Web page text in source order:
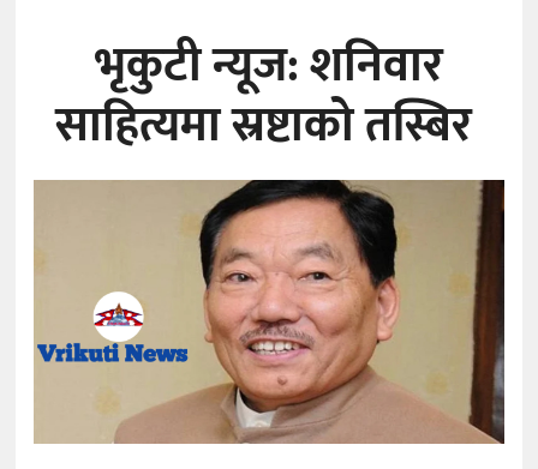
भृकुटी न्यूज: शनिवार
साहित्यमा स्रष्टाको तस्बिर